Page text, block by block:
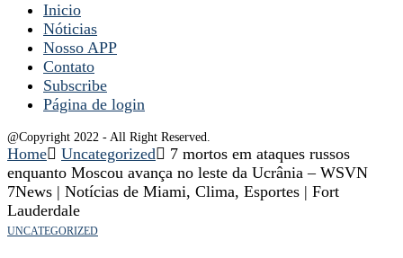
Inicio
Nóticias
Nosso APP
Contato
Subscribe
Página de login
@Copyright 2022 - All Right Reserved.
Home Uncategorized
7 mortos em ataques russos
enquanto Moscou avança no leste da Ucrânia – WSVN
7News | Notícias de Miami, Clima, Esportes | Fort
Lauderdale
UNCATEGORIZED